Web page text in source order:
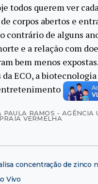
todos querem ver
corpos abertos e
contrário de alguns
e a relação com
bem menos
ECO, a
para a
PAULA RAMOS - AGÊNCIA
VERMELHA
concentração de zinco
Vivo